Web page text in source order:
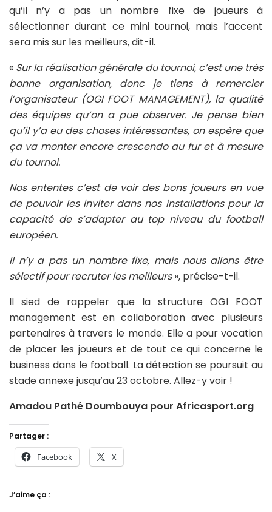
qu’il n’y a pas un nombre fixe de joueurs à
sélectionner durant ce mini tournoi, mais l’accent
sera mis sur les meilleurs, dit-il.
« Sur la réalisation générale du tournoi, c’est une très
bonne organisation, donc je tiens à remercier
l’organisateur (OGI FOOT MANAGEMENT), la qualité
des équipes qu’on a pue observer. Je pense bien
qu’il y’a eu des choses intéressantes, on espère que
ça va monter encore crescendo au fur et à mesure
du tournoi.
Nos ententes c’est de voir des bons joueurs en vue
de pouvoir les inviter dans nos installations pour la
capacité de s’adapter au top niveau du football
européen.
Il n’y a pas un nombre fixe, mais nous allons être
sélectif pour recruter les meilleurs», précise-t-il.
Il sied de rappeler que la structure OGI FOOT
management est en collaboration avec plusieurs
partenaires à travers le monde. Elle a pour vocation
de placer les joueurs et de tout ce qui concerne le
business dans le football. La détection se poursuit au
stade annexe jusqu’au 23 octobre. Allez-y voir !
Amadou Pathé Doumbouya pour Africasport.org
Partager :
Facebook X
J’aime ça :